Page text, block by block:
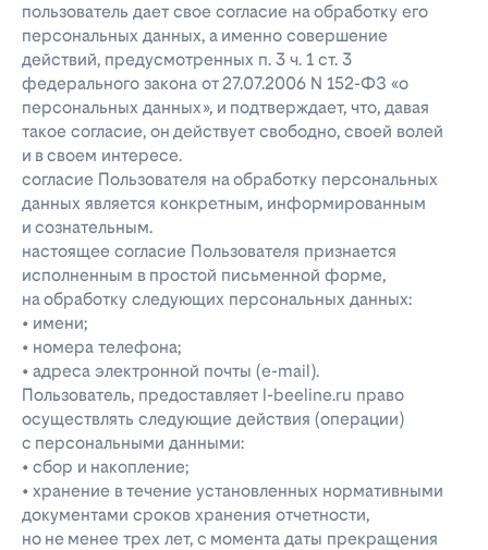
пользователь дает свое согласие на обработку его
персональных данных, а именно совершение
действий, предусмотренных п. 3 ч. 1 ст. 3
федерального закона от 27.07.2006 N 152-ФЗ «о
персональных данных», и подтверждает, что, давая
такое согласие, он действует свободно, своей волей
и в своем интересе.
согласие Пользователя на обработку персональных
данных является конкретным, информированным
и сознательным.
настоящее согласие Пользователя признается
исполненным в простой письменной форме,
на обработку следующих персональных данных:
• имени;
• номера телефона;
• адреса электронной почты (e-mail).
Пользователь, предоставляет l-beeline.ru право
осуществлять следующие действия (операции)
с персональными данными:
• сбор и накопление;
• хранение в течение установленных нормативными
документами сроков хранения отчетности,
но не менее трех лет, с момента даты прекращения